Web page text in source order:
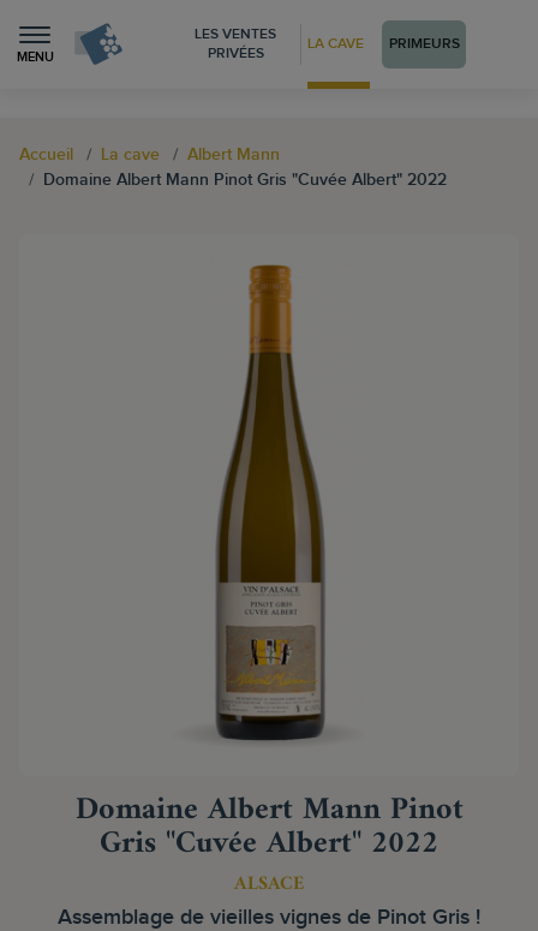
MENU
LES VENTES
PRIVÉES
LA CAVE PRIMEURS
Accueil La cave
Albert Mann
Domaine Albert Mann Pinot Gris "Cuvée Albert" 2022
Domaine Albert Mann Pinot
Gris "Cuvée Albert" 2022
ALSACE
Assemblage de vieilles vignes de Pinot Gris !